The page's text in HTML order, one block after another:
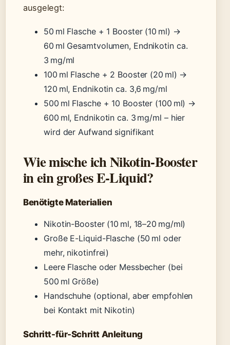
ausgelegt:
50 ml Flasche + 1 Booster (10 ml) →
60 ml Gesamtvolumen, Endnikotin ca.
3 mg/ml
100 ml Flasche + 2 Booster (20 ml) →
120 ml, Endnikotin ca. 3,6 mg/ml
500 ml Flasche + 10 Booster (100 ml) →
600 ml, Endnikotin ca. 3 mg/ml – hier
wird der Aufwand signifikant
Wie mische ich Nikotin-Booster
in ein großes E-Liquid?
Benötigte Materialien
Nikotin-Booster (10 ml, 18–20 mg/ml)
Große E-Liquid-Flasche (50 ml oder
mehr, nikotinfrei)
Leere Flasche oder Messbecher (bei
500 ml Größe)
Handschuhe (optional, aber empfohlen
bei Kontakt mit Nikotin)
Schritt-für-Schritt Anleitung